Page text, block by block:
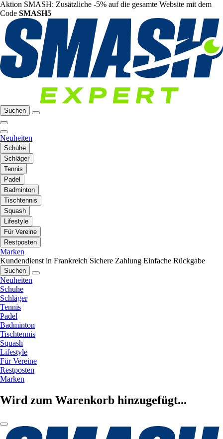
Aktion SMASH: Zusätzliche -5% auf die gesamte Website mit dem
Code SMASH5
Suchen
Neuheiten
Schuhe
Schläger
Tennis
Padel
Badminton
Tischtennis
Squash
Lifestyle
Für Vereine
Restposten
Marken
Kundendienst in Frankreich Sichere Zahlung Einfache Rückgabe
Suchen
Neuheiten
Schuhe
Schläger
Tennis
Padel
Badminton
Tischtennis
Squash
Lifestyle
Für Vereine
Restposten
Marken
Wird zum Warenkorb hinzugefügt...